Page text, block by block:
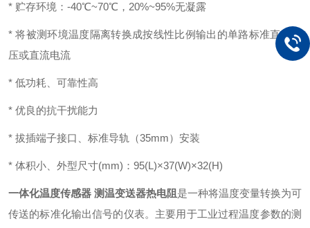
* 贮存环境：-40℃~70℃，20%~95%无凝露
* 将被测环境温度隔离转换成按线性比例输出的单路标准直流电
压或直流电流
* 低功耗、可靠性高
* 优良的抗干扰能力
* 拔插端子接口、标准导轨（35mm）安装
* 体积小、外型尺寸(mm)：95(L)×37(W)×32(H)
一体化温度传感器 测温变送器热电阻 是一种将温度变量转换为可
传送的标准化输出信号的仪表。主要用于工业过程温度参数的测